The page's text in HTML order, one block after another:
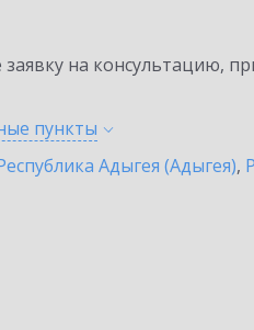
на консультацию,
пункты
Адыгея (Адыгея),